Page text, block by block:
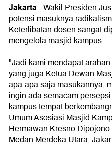
Jakarta-Wakil Presiden
potensi masuknya
Keterlibatan dosen sangat
mengelola masjid kampus.
"Jadi kami mendapat
yang juga Ketua Dewan
apa-apa saja masukannya,
ingin ada semacam
kampus tempat
Umum Asosiasi Masjid
Hermawan Kresno
Medan Merdeka Utara,